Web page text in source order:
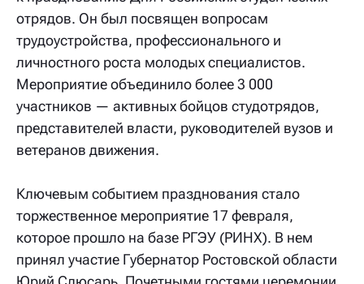
отрядов. Он был посвящен вопросам
трудоустройства, профессионального и
личностного роста молодых специалистов.
Мероприятие объединило более 3 000
участников — активных бойцов студотрядов,
представителей власти, руководителей вузов и
ветеранов движения.
Ключевым событием празднования стало
торжественное мероприятие 17 февраля,
которое прошло на базе РГЭУ (РИНХ). В нем
принял участие Губернатор Ростовской области